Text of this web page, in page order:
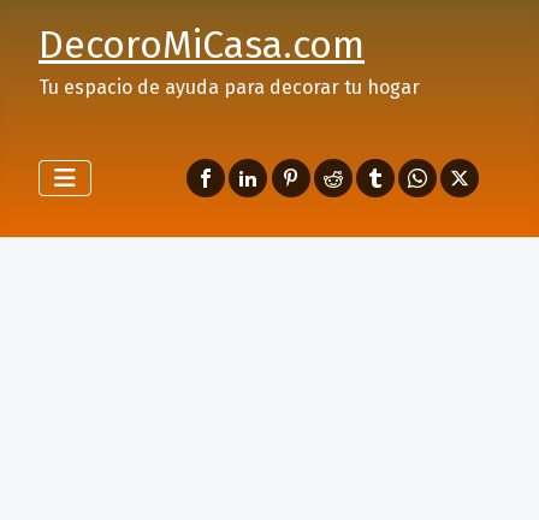
DecoroMiCasa.com
Tu espacio de ayuda para decorar tu hogar